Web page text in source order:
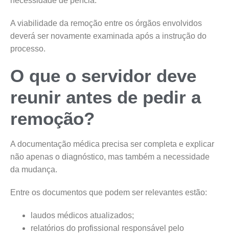
A viabilidade da remoção entre os órgãos envolvidos
deverá ser novamente examinada após a instrução do
processo.
O que o servidor deve
reunir antes de pedir a
remoção?
A documentação médica precisa ser completa e explicar
não apenas o diagnóstico, mas também a necessidade
da mudança.
Entre os documentos que podem ser relevantes estão:
laudos médicos atualizados;
relatórios do profissional responsável pelo